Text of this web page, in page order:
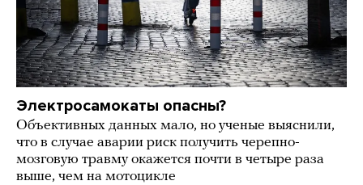
Электросамокаты опасны?
Объективных данных мало, но ученые выяснили,
что в случае аварии риск получить черепно-
мозговую травму окажется почти в четыре раза
выше, чем на мотоцикле